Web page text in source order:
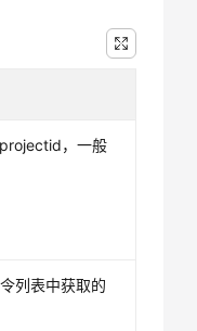
，一般
列表中获取的